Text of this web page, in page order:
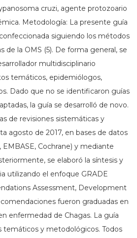
cruzi, agente protozoario
Metodología: La presente guía
siguiendo los métodos
de la OMS (5). De forma general, se
multidisciplinario
temáticos, epidemiólogos,
Dado que no se identificaron guías
la guía se desarrolló de novo.
de revisiones sistemáticas y
agosto de 2017, en bases de datos
Cochrane) y mediante
se elaboró la síntesis y
utilizando el enfoque GRADE
Assessment, Development
fueron graduadas en
enfermedad de Chagas. La guía
temáticos y metodológicos. Todos